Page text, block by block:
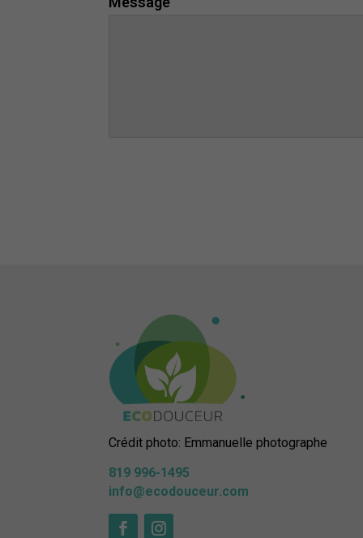
Crédit photo: Emmanuelle photographe
819 996-1495
info@ecodouceur.com